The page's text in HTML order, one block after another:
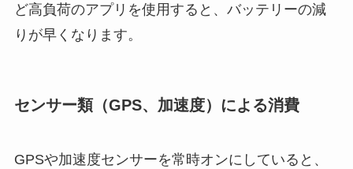
ど高負荷のアプリを使用すると、バッテリーの減
りが早くなります。
センサー類（GPS、加速度）による消費
GPSや加速度センサーを常時オンにしていると、